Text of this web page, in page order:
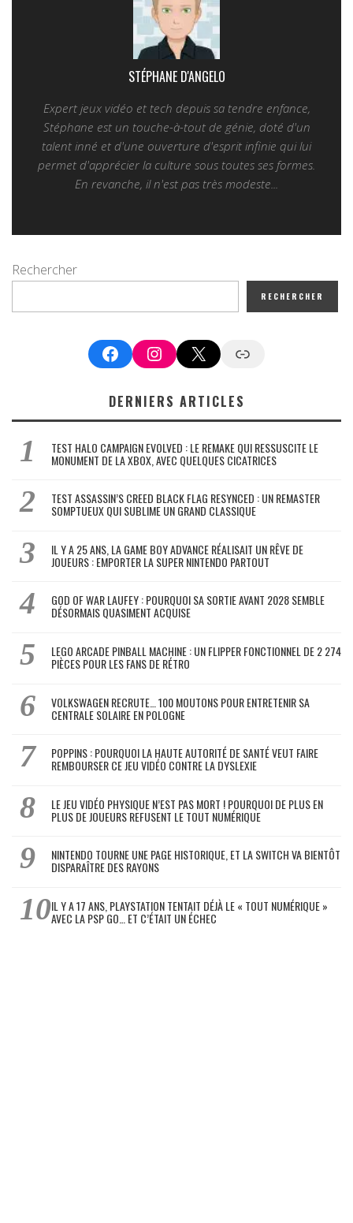
STÉPHANE D'ANGELO
Expert jeux vidéo et tech depuis sa tendre enfance,
Stéphane est un touche-à-tout de génie, doté d'un
talent inné et d'une ouverture d'esprit infinie qui lui
permet d'apprécier la culture sous toutes ses formes.
En revanche, il n'est pas très modeste...
Rechercher
RECHERCHER
FacebookInstagram
X Google News
DERNIERS ARTICLES
TEST HALO CAMPAIGN EVOLVED : LE REMAKE QUI RESSUSCITE LE
MONUMENT DE LA XBOX, AVEC QUELQUES CICATRICES
TEST ASSASSIN’S CREED BLACK FLAG RESYNCED : UN REMASTER
SOMPTUEUX QUI SUBLIME UN GRAND CLASSIQUE
IL Y A 25 ANS, LA GAME BOY ADVANCE RÉALISAIT UN RÊVE DE
JOUEURS : EMPORTER LA SUPER NINTENDO PARTOUT
GOD OF WAR LAUFEY : POURQUOI SA SORTIE AVANT 2028 SEMBLE
DÉSORMAIS QUASIMENT ACQUISE
LEGO ARCADE PINBALL MACHINE : UN FLIPPER FONCTIONNEL DE 2 274
PIÈCES POUR LES FANS DE RÉTRO
VOLKSWAGEN RECRUTE… 100 MOUTONS POUR ENTRETENIR SA
CENTRALE SOLAIRE EN POLOGNE
POPPINS : POURQUOI LA HAUTE AUTORITÉ DE SANTÉ VEUT FAIRE
REMBOURSER CE JEU VIDÉO CONTRE LA DYSLEXIE
LE JEU VIDÉO PHYSIQUE N’EST PAS MORT ! POURQUOI DE PLUS EN
PLUS DE JOUEURS REFUSENT LE TOUT NUMÉRIQUE
NINTENDO TOURNE UNE PAGE HISTORIQUE, ET LA SWITCH VA BIENTÔT
DISPARAÎTRE DES RAYONS
IL Y A 17 ANS, PLAYSTATION TENTAIT DÉJÀ LE « TOUT NUMÉRIQUE »
AVEC LA PSP GO… ET C’ÉTAIT UN ÉCHEC